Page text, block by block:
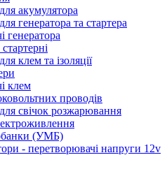
акумулятора
генератора та стартера
генератора
клем та ізоляції
клем
проводів
свічок розжарювання
(УМБ)
- перетворювачі напруги 12v